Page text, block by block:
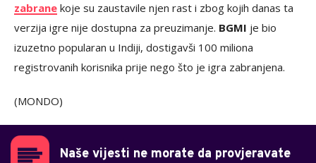
zabrane koje su zaustavile njen rast i zbog kojih danas ta
verzija igre nije dostupna za preuzimanje. BGMI je bio
izuzetno popularan u Indiji, dostigavši 100 miliona
registrovanih korisnika prije nego što je igra zabranjena.
(MONDO)
Naše vijesti ne morate da provjeravate